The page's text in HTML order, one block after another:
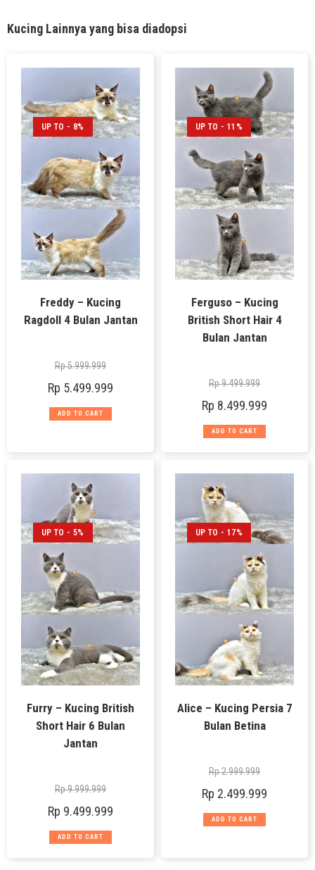
Kucing Lainnya yang bisa diadopsi
UP TO - 8%
Freddy – Kucing
Ragdoll 4 Bulan Jantan
Rp5.999.999
Rp 5.499.999
ADD TO CART
UP TO - 11%
Ferguso – Kucing
British Short Hair 4
Bulan Jantan
Rp9.499.999
Rp 8.499.999
ADD TO CART
UP TO - 5%
Furry – Kucing British
Short Hair 6 Bulan
Jantan
Rp9.999.999
Rp 9.499.999
ADD TO CART
UP TO - 17%
Alice – Kucing Persia 7
Bulan Betina
Rp2.999.999
Rp 2.499.999
ADD TO CART